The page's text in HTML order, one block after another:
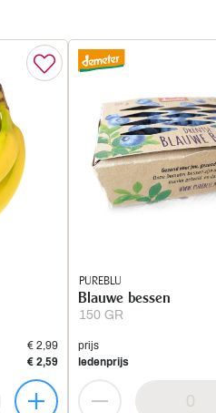
€ 2,99
€ 2,59
PUREBLU
150 GR
Blauwe bessen
prijs
ledenprijs